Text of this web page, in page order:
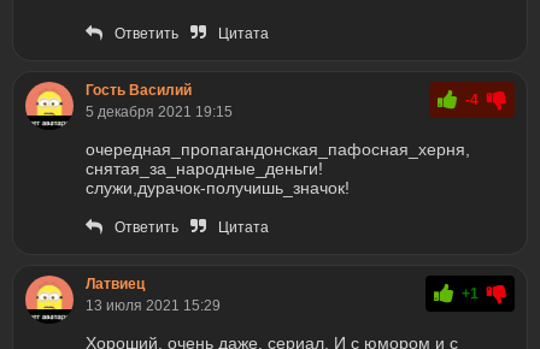
Ответить Цитата
Гость Василий
5 декабря 2021 19:15
-4
очередная_пропагандонская_пафосная_херня,
снятая_за_народные_деньги!
служи,дурачок-получишь_значок!
Ответить Цитата
Латвиец
13 июля 2021 15:29
+1
Хороший, очень даже, сериал. И с юмором и с